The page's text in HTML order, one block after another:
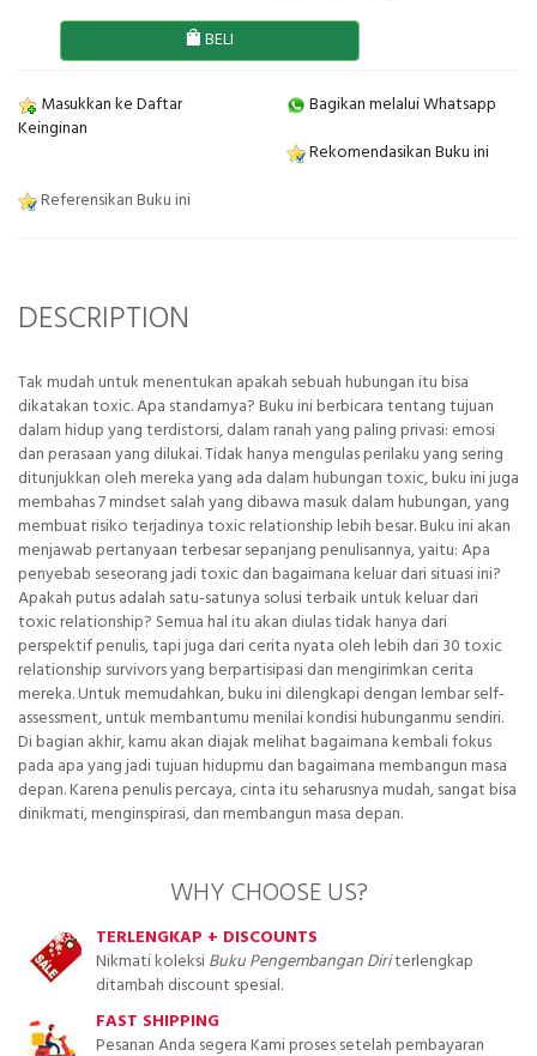
BELI
Masukkan ke Daftar
Keinginan
Bagikan melalui Whatsapp
Rekomendasikan Buku ini
Referensikan Buku ini
DESCRIPTION
Tak mudah untuk menentukan apakah sebuah hubungan itu bisa
dikatakan toxic. Apa standarnya? Buku ini berbicara tentang tujuan
dalam hidup yang terdistorsi, dalam ranah yang paling privasi: emosi
dan perasaan yang dilukai. Tidak hanya mengulas perilaku yang sering
ditunjukkan oleh mereka yang ada dalam hubungan toxic, buku ini juga
membahas 7 mindset salah yang dibawa masuk dalam hubungan, yang
membuat risiko terjadinya toxic relationship lebih besar. Buku ini akan
menjawab pertanyaan terbesar sepanjang penulisannya, yaitu: Apa
penyebab seseorang jadi toxic dan bagaimana keluar dari situasi ini?
Apakah putus adalah satu-satunya solusi terbaik untuk keluar dari
toxic relationship? Semua hal itu akan diulas tidak hanya dari
perspektif penulis, tapi juga dari cerita nyata oleh lebih dari 30 toxic
relationship survivors yang berpartisipasi dan mengirimkan cerita
mereka. Untuk memudahkan, buku ini dilengkapi dengan lembar self-
assessment, untuk membantumu menilai kondisi hubunganmu sendiri.
Di bagian akhir, kamu akan diajak melihat bagaimana kembali fokus
pada apa yang jadi tujuan hidupmu dan bagaimana membangun masa
depan. Karena penulis percaya, cinta itu seharusnya mudah, sangat bisa
dinikmati, menginspirasi, dan membangun masa depan.
WHY CHOOSE US?
TERLENGKAP + DISCOUNTS
Nikmati koleksiBuku Pengembangan Diriterlengkap
ditambah discount spesial.
FAST SHIPPING
Pesanan Anda segera Kami proses setelah pembayaran